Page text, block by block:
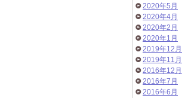
2020年5月
2020年4月
2020年2月
2020年1月
2019年12月
2019年11月
2016年12月
2016年7月
2016年6月